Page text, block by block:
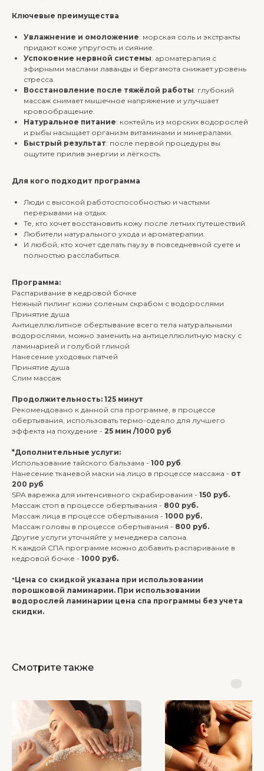
Ключевые преимущества
Увлажнение и омоложение: морская соль и экстракты
придают коже упругость и сияние.
Успокоение нервной системы: ароматерапия с
эфирными маслами лаванды и бергамота снижает уровень
стресса.
Восстановление после тяжёлой работы: глубокий
массаж снимает мышечное напряжение и улучшает
кровообращение.
Натуральное питание: коктейль из морских водорослей
и рыбы насыщает организм витаминами и минералами.
Быстрый результат: после первой процедуры вы
ощутите прилив энергии и лёгкость.
Для кого подходит программа
Люди с высокой работоспособностью и частыми
перерывами на отдых.
Те, кто хочет восстановить кожу после летних путешествий.
Любители натурального ухода и ароматерапии.
И любой, кто хочет сделать паузу в повседневной суете и
полностью расслабиться.
Программа:
Распаривание в кедровой бочке
Нежный пилинг кожи соленым скрабом с водорослями
Принятие душа
Антицеллюлитное обертывание всего тела натуральными
водорослями, можно заменить на антицеллюлитную маску с
ламинарией и голубой глиной
Нанесение уходовых патчей
Принятие душа
Слим массаж
Продолжительность: 125 минут
Рекомендовано к данной спа программе, в процессе
обертывания, использовать термо-одеяло для лучшего
эффекта на похудение - 25 мин /1000 руб
*Дополнительные услуги:
Использование тайского бальзама - 100 руб.
Нанесение тканевой маски на лицо в процессе массажа - от
200 руб
SPA варежка для интенсивного скрабирования - 150 руб.
Массаж стоп в процессе обертывания - 800 руб.
Массаж лица в процессе обертывания - 1000 руб.
Массаж головы в процессе обертывания - 800 руб.
Другие услуги уточняйте у менеджера салона.
К каждой СПА программе можно добавить распаривание в
кедровой бочке - 1000 руб.
*Цена со скидкой указана при использовании
порошковой ламинарии. При использовании
водорослей ламинарии цена спа программы без учета
скидки.
Смотрите также